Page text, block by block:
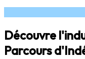
Découvre
Parcours